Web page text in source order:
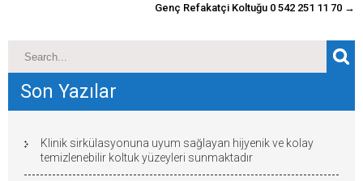
Genç Refakatçi Koltuğu 0 542 251 11 70 →
Son Yazılar
Klinik sirkülasyonuna uyum sağlayan hijyenik ve kolay
temizlenebilir koltuk yüzeyleri sunmaktadır